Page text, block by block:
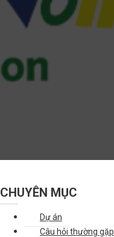
CHUYÊN MỤC
Dự án
Câu hỏi thường gặp